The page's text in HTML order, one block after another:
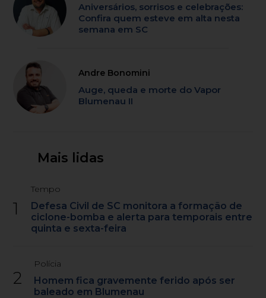
Aniversários, sorrisos e celebrações:
Confira quem esteve em alta nesta
semana em SC
Andre Bonomini
Auge, queda e morte do Vapor
Blumenau II
Mais lidas
1
Tempo
Defesa Civil de SC monitora a formação de
ciclone-bomba e alerta para temporais entre
quinta e sexta-feira
2
Polícia
Homem fica gravemente ferido após ser
baleado em Blumenau